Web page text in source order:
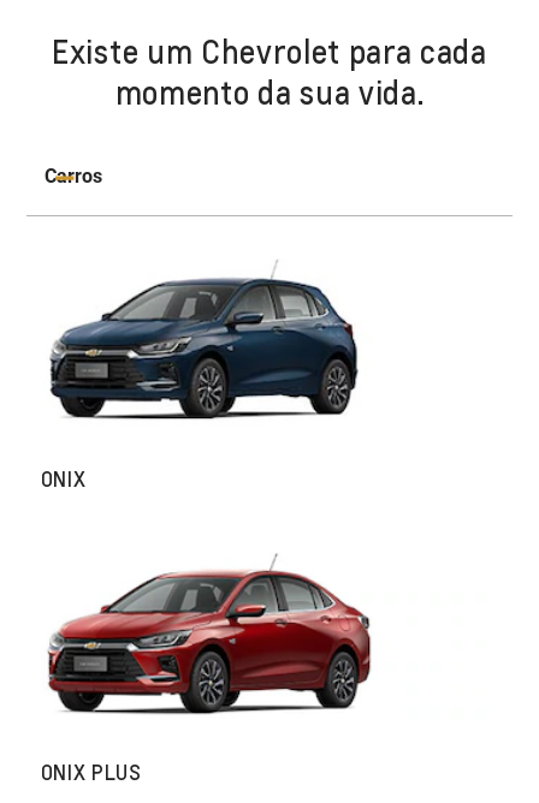
Existe um Chevrolet para cada
momento da sua vida.
Carros
ONIX
ONIX PLUS